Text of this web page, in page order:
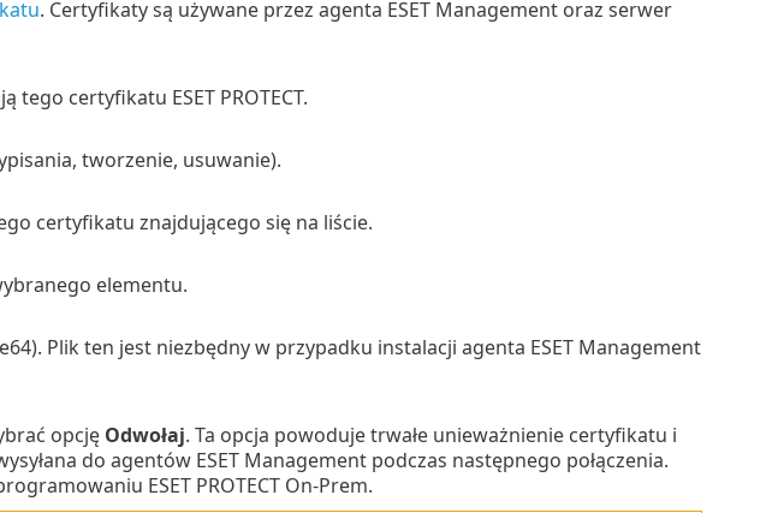
. Certyfikaty są używane przez agenta ESET Management oraz serwer
certyfikatu ESET PROTECT.
tworzenie, usuwanie).
certyfikatu znajdującego się na liście.
elementu.
Plik ten jest niezbędny w przypadku instalacji agenta ESET Management
opcję Odwołaj. Ta opcja powoduje trwałe unieważnienie certyfikatu i
do agentów ESET Management podczas następnego połączenia.
ESET PROTECT On-Prem.